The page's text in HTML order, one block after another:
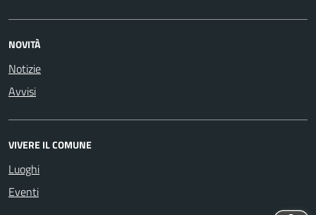
NOVITÀ
Notizie
Avvisi
VIVERE IL COMUNE
Luoghi
Eventi